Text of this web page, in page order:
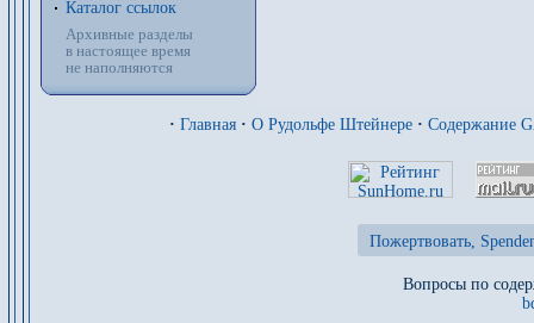
Каталог ссылок
Архивные разделы
в настоящее время
не наполняются
· Главная · О Рудольфе Штейнере · Содержание
Пожертвовать,
Вопросы по